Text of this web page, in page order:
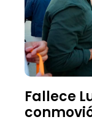
Fallece